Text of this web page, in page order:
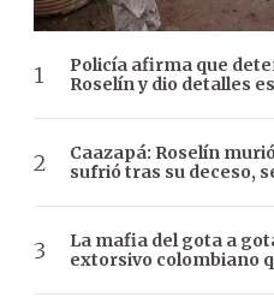
Policía afirma que
Roselín y dio detalles
Caazapá: Roselín
sufrió tras su deceso,
La mafia del gota a
extorsivo colombiano